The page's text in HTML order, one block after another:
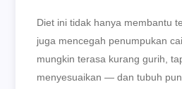
Diet ini tidak hanya membantu
juga mencegah penumpukan
mungkin terasa kurang gurih,
menyesuaikan — dan tubuh